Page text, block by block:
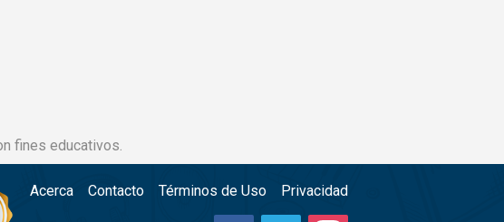
fines educativos.
Acerca Contacto Términos de Uso Privacidad